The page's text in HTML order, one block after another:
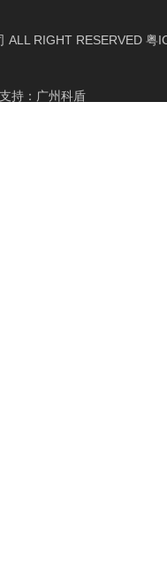
RIGHT RESERVED 粤
持：广州科盾